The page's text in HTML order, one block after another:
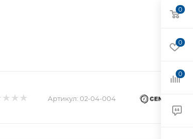
Артикул: 02-04-004
0
0
0